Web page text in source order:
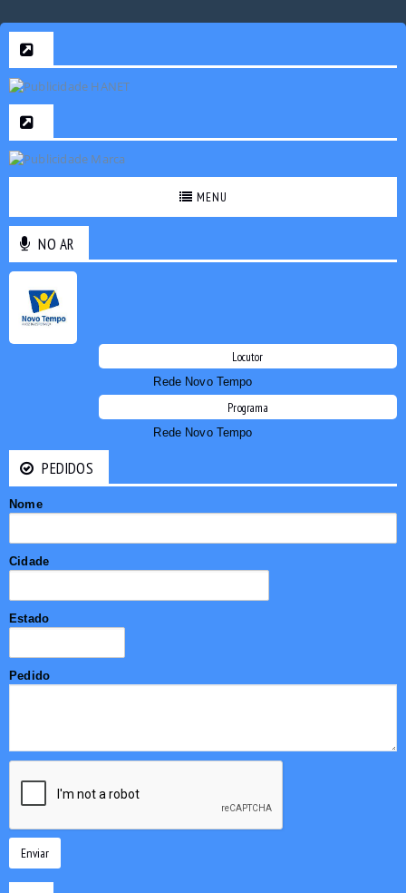
MENU
NO AR
Locutor
Rede Novo Tempo
Programa
Rede Novo Tempo
PEDIDOS
Nome
Cidade
Estado
Pedido
Enviar